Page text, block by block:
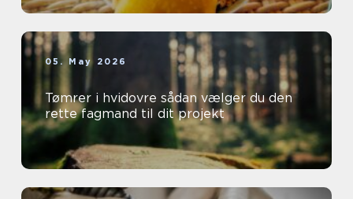
05. May 2026
Tømrer i hvidovre sådan vælger du den
rette fagmand til dit projekt